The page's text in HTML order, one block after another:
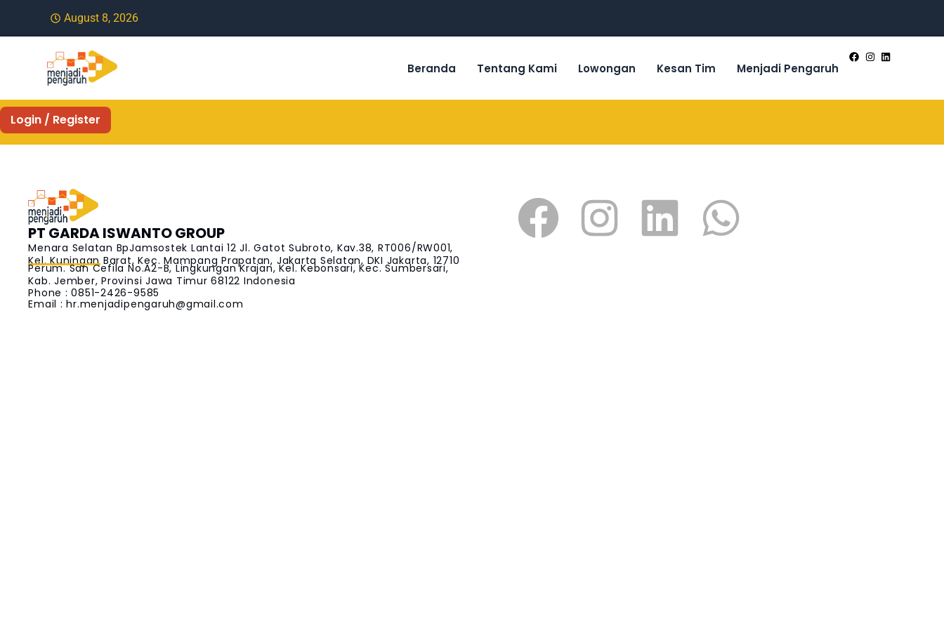
August 8, 2026
Beranda Tentang Kami Lowongan Kesan Tim Menjadi Pengaruh
Login / Register
PT GARDA ISWANTO GROUP
Menara Selatan BpJamsostek Lantai 12 Jl. Gatot Subroto, Kav.38, RT006/RW001,
Kel. Kuningan Barat, Kec. Mampang Prapatan, Jakarta Selatan, DKI Jakarta, 12710
Perum. San Cefila No.A2-B, Lingkungan Krajan, Kel. Kebonsari, Kec. Sumbersari,
Kab. Jember, Provinsi Jawa Timur 68122 Indonesia
Phone : 0851-2426-9585
Email :hr.menjadipengaruh@gmail.com